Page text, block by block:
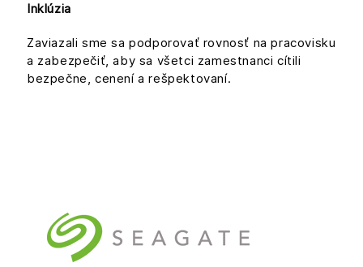
Inklúzia
Zaviazali sme sa podporovať rovnosť na pracovisku
a zabezpečiť, aby sa všetci zamestnanci cítili
bezpečne, cenení a rešpektovaní.